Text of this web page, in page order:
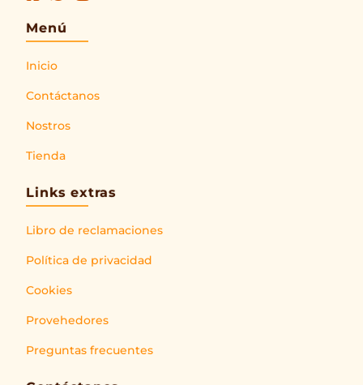
Menú
Inicio
Contáctanos
Nostros
Tienda
Links extras
Libro de reclamaciones
Política de privacidad
Cookies
Provehedores
Preguntas frecuentes